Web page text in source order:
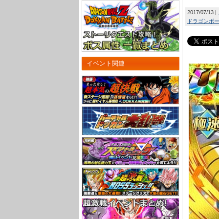
イベント関連
2017/07/13
ドラゴンボ